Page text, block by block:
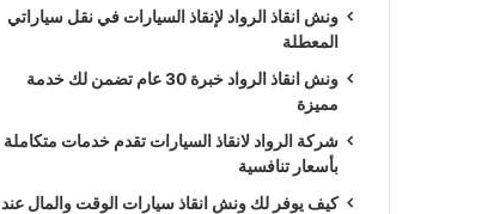
ونش انقاذ الرواد لإنقاذ السيارات في نقل سياراتي
المعطلة
ونش انقاذ الرواد خبرة 30 عام تضمن لك خدمة
مميزة
شركة الرواد لانقاذ السيارات تقدم خدمات متكاملة
بأسعار تنافسية
كيف يوفر لك ونش انقاذ سيارات الوقت والمال عند